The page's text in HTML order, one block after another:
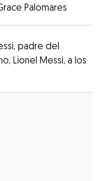
Palomares
padre del
Lionel Messi, a los